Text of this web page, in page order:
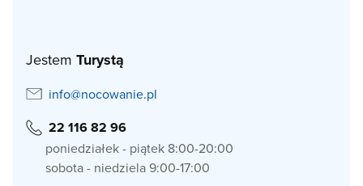
Jestem Turystą
info@nocowanie.pl
22 116 82 96
poniedziałek - piątek 8:00-20:00
sobota - niedziela 9:00-17:00